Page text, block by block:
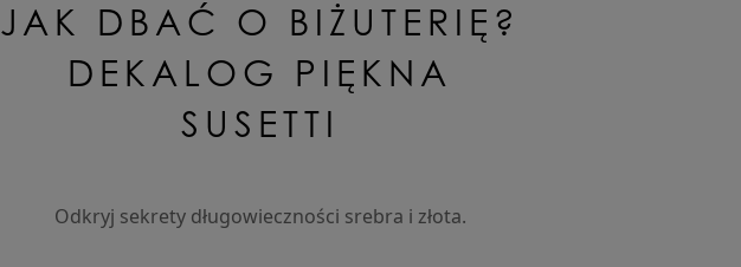
JAK DBAĆ O BIŻUTERIĘ?
DEKALOG PIĘKNA
SUSETTI
Odkryj sekrety długowieczności srebra i złota.